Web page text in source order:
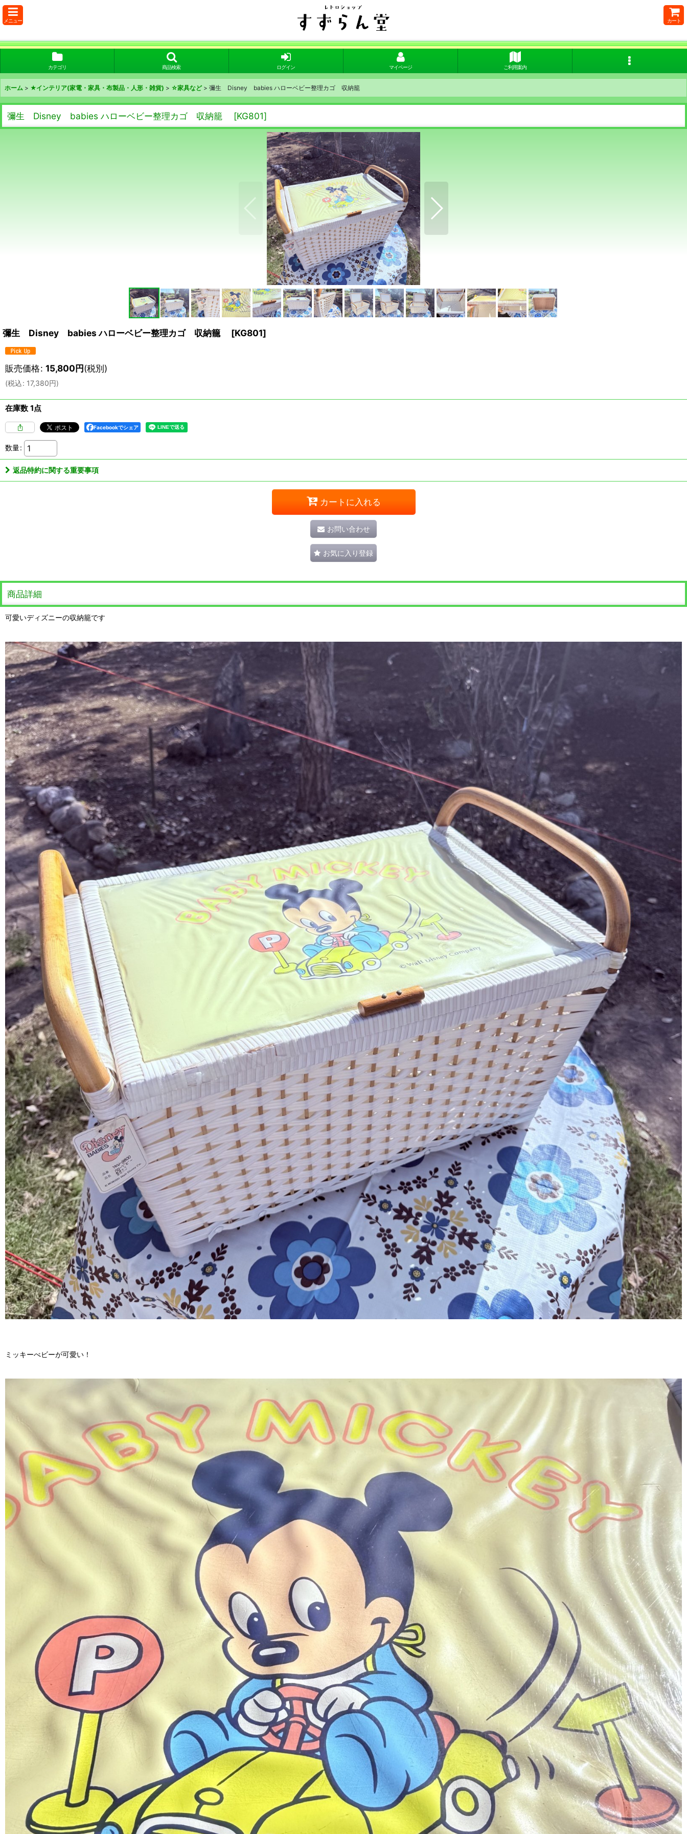
メニュー カート
カテゴリ 商品検索 ログイン マイページ ご利用案内
ホーム > ★インテリア(家電・家具・布製品・人形・雑貨) > ☆家具など > 彌生 Disney babies ハローベビー整理カゴ 収納籠
彌生 Disney babies ハローベビー整理カゴ 収納籠 [KG801]
彌生 Disney babies ハローベビー整理カゴ 収納籠 [KG801]
販売価格: 15,800円(税別)
(税込: 17,380円)
在庫数 1点
Facebookでシェア
数量:
返品特約に関する重要事項
カートに入れる
お問い合わせ
お気に入り登録
商品詳細
可愛いディズニーの収納籠です
ミッキーべビーが可愛い！